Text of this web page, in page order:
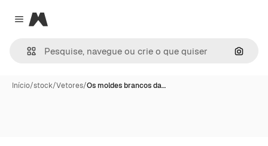
Close menu
Magnific
Início/stock/Vetores/Os moldes brancos da…